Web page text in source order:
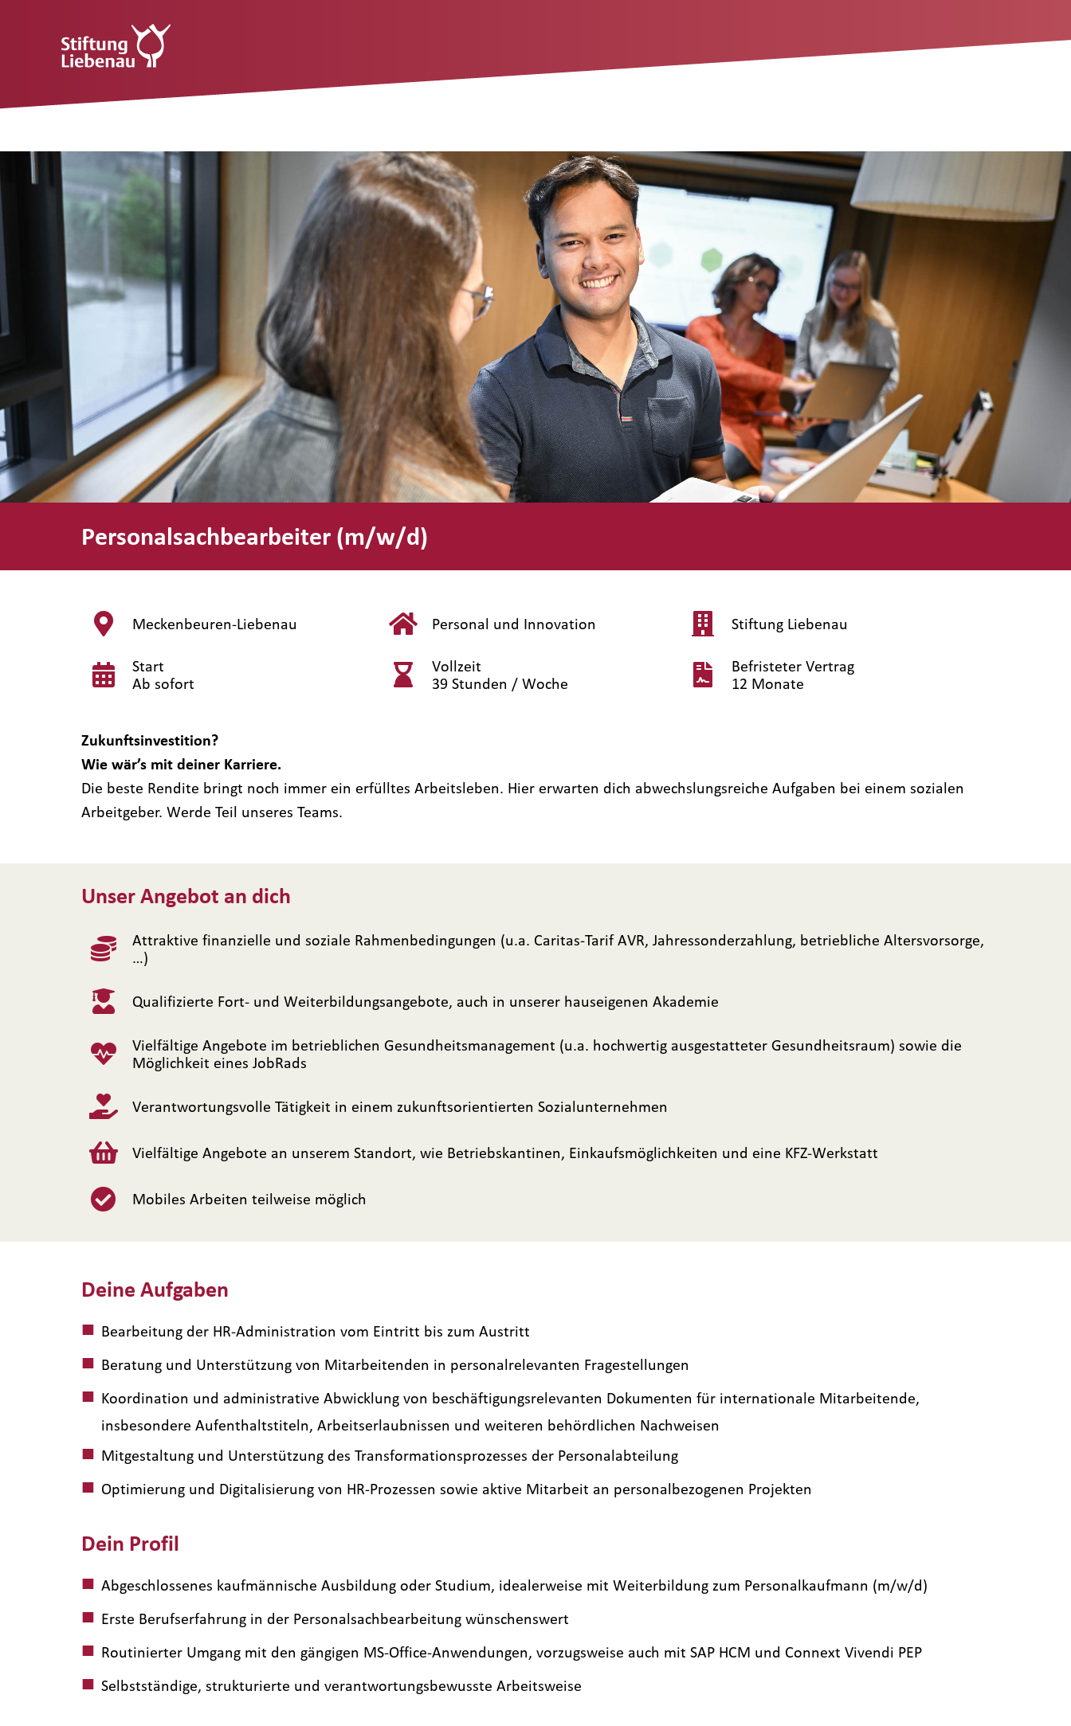
Personalsachbearbeiter (m/w/d)
Meckenbeuren-Liebenau Personal und Innovation Stiftung Liebenau
Start
Ab sofort
Vollzeit
39 Stunden / Woche
Befristeter Vertrag
12 Monate
Zukunftsinvestition?
Wie wär’s mit deiner Karriere.
Die beste Rendite bringt noch immer ein erfülltes Arbeitsleben. Hier erwarten dich abwechslungsreiche Aufgaben bei einem sozialen
Arbeitgeber. Werde Teil unseres Teams.
Deine Aufgaben
Bearbeitung der HR-Administration vom Eintritt bis zum Austritt
Beratung und Unterstützung von Mitarbeitenden in personalrelevanten Fragestellungen
Koordination und administrative Abwicklung von beschäftigungsrelevanten Dokumenten für internationale Mitarbeitende,
insbesondere Aufenthaltstiteln, Arbeitserlaubnissen und weiteren behördlichen Nachweisen
Mitgestaltung und Unterstützung des Transformationsprozesses der Personalabteilung
Optimierung und Digitalisierung von HR-Prozessen sowie aktive Mitarbeit an personalbezogenen Projekten
Dein Profil
Abgeschlossenes kaufmännische Ausbildung oder Studium, idealerweise mit Weiterbildung zum Personalkaufmann (m/w/d)
Erste Berufserfahrung in der Personalsachbearbeitung wünschenswert
Routinierter Umgang mit den gängigen MS-Office-Anwendungen, vorzugsweise auch mit SAP HCM und Connext Vivendi PEP
Selbstständige, strukturierte und verantwortungsbewusste Arbeitsweise
Unser Angebot an dich
Attraktive finanzielle und soziale Rahmenbedingungen (u.a. Caritas-Tarif AVR, Jahressonderzahlung, betriebliche Altersvorsorge,
…)
Qualifizierte Fort- und Weiterbildungsangebote, auch in unserer hauseigenen Akademie
Vielfältige Angebote im betrieblichen Gesundheitsmanagement (u.a. hochwertig ausgestatteter Gesundheitsraum) sowie die
Möglichkeit eines JobRads
Verantwortungsvolle Tätigkeit in einem zukunftsorientierten Sozialunternehmen
Vielfältige Angebote an unserem Standort, wie Betriebskantinen, Einkaufsmöglichkeiten und eine KFZ-Werkstatt
Mobiles Arbeiten teilweise möglich